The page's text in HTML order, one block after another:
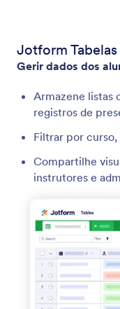
Jotform Tabelas
Gerir dados dos
Armazene listas
registros de
Filtrar por curso,
Compartilhe
instrutores e